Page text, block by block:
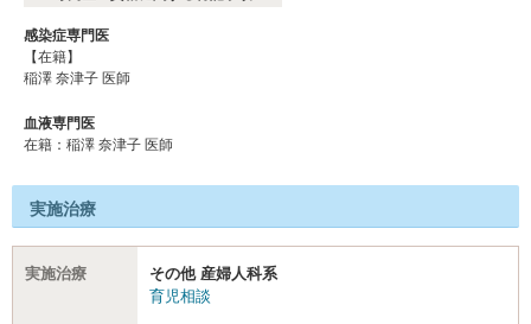
感染症専門医
【在籍】
稲澤 奈津子 医師
血液専門医
在籍：稲澤 奈津子 医師
実施治療
実施治療
その他 産婦人科系
育児相談